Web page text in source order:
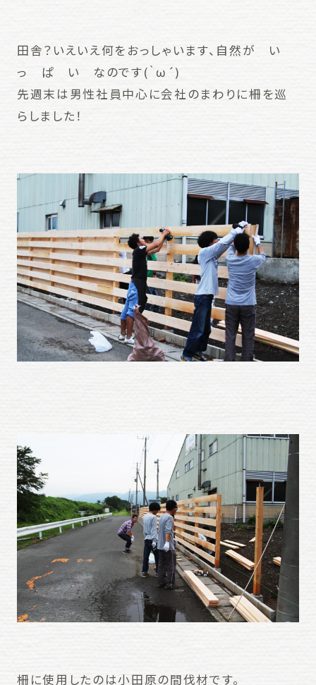
田舎？いえいえ何をおっしゃいます、自然が い
っ ぱ い なのです(｀ω´)
先週末は男性社員中心に会社のまわりに柵を巡
らしました！
柵に使用したのは小田原の間伐材です。